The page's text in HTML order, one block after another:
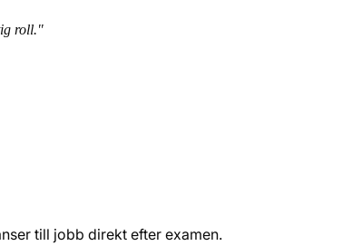
roll."
till jobb direkt efter examen.